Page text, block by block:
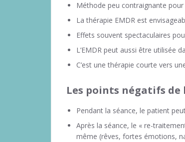
Méthode peu contraignante pour
La thérapie EMDR est
Effets souvent spectaculaires
L’EMDR peut aussi être utilisée
C’est une thérapie courte vers
Les points négatifs de
Pendant la séance, le patient
Après la séance, le « re-
même (rêves, fortes émotions,